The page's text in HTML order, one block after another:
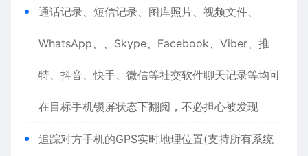
通话记录、短信记录、图库照片、视频文件、
WhatsApp、、Skype、Facebook、Viber、推
特、抖音、快手、微信等社交软件聊天记录等均可
在目标手机锁屏状态下翻阅，不必担心被发现
追踪对方手机的GPS实时地理位置(支持所有系统